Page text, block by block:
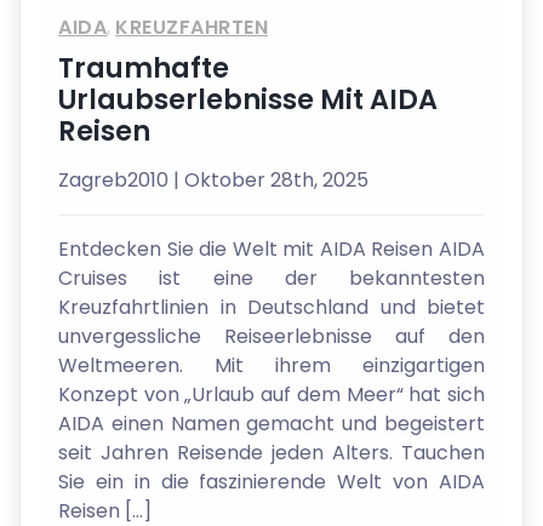
AIDA, KREUZFAHRTEN
Traumhafte
Urlaubserlebnisse Mit AIDA
Reisen
Zagreb2010 | Oktober 28th, 2025
Entdecken Sie die Welt mit AIDA Reisen AIDA
Cruises ist eine der bekanntesten
Kreuzfahrtlinien in Deutschland und bietet
unvergessliche Reiseerlebnisse auf den
Weltmeeren. Mit ihrem einzigartigen
Konzept von „Urlaub auf dem Meer“ hat sich
AIDA einen Namen gemacht und begeistert
seit Jahren Reisende jeden Alters. Tauchen
Sie ein in die faszinierende Welt von AIDA
Reisen […]